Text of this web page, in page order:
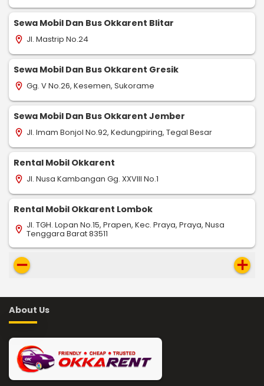
Sewa Mobil Dan Bus Okkarent Blitar
location_on Jl. Mastrip No.24
Sewa Mobil Dan Bus Okkarent Gresik
location_on Gg. V No.26, Kesemen, Sukorame
Sewa Mobil Dan Bus Okkarent Jember
location_on Jl. Imam Bonjol No.92, Kedungpiring, Tegal Besar
Rental Mobil Okkarent
location_on Jl. Nusa Kambangan Gg. XXVIII No.1
Rental Mobil Okkarent Lombok
location_on Jl. TGH. Lopan No.15, Prapen, Kec. Praya, Praya, Nusa
Tenggara Barat 83511
remove add
About Us